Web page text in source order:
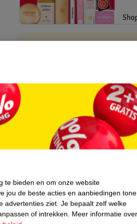
Kruidvat is altijd
Op werkdagen voor 22:00
Gratis thuisbezorgd vanaf
Gratis retourneren binnen
Gratis punten met je
te bieden en om onze website
jou de beste acties en aanbiedingen
advertenties ziet. Je bepaalt zelf welke
of intrekken. Meer informatie over